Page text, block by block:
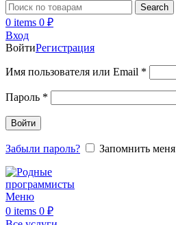
Search
0 items 0 ₽
Вход
ВойтиРегистрация
Имя пользователя или Email *
Пароль *
Войти
Забыли пароль? Запомнить меня
Меню
0 items 0 ₽